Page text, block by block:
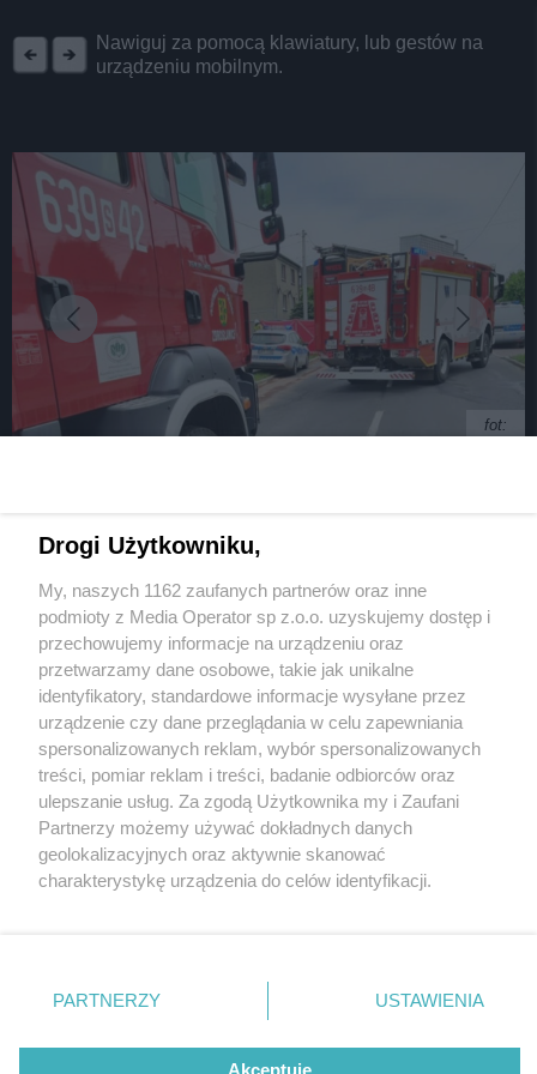
Nawiguj za pomocą klawiatury, lub gestów na
urządzeniu mobilnym.
fot:
kierowca samochodu osobowego
1 / 3
Wieszowa utrudnienia
drogowe
Wydawca mediów lokalnych
Nie zapomnij
zapoznać się z:
polityką prywatności regulamin korzystania z portali
Twojemiasto
Piekary Śląskie
Chorzów
Tarnowskie Góry
Gliwice
Skontakuj sięz nami
Kontakt
Wydawca
Redakcja
Drogi Użytkowniku,
My, naszych 1162 zaufanych partnerów oraz inne
podmioty z Media Operator sp z.o.o. uzyskujemy dostęp i
przechowujemy informacje na urządzeniu oraz
przetwarzamy dane osobowe, takie jak unikalne
identyfikatory, standardowe informacje wysyłane przez
urządzenie czy dane przeglądania w celu zapewniania
spersonalizowanych reklam, wybór spersonalizowanych
treści, pomiar reklam i treści, badanie odbiorców oraz
ulepszanie usług. Za zgodą Użytkownika my i Zaufani
Partnerzy możemy używać dokładnych danych
geolokalizacyjnych oraz aktywnie skanować
charakterystykę urządzenia do celów identyfikacji.
zmienić/wycofać klikając przycisk ustawień prywatności
znajdujący się w lewym dolnym rogu strony
rodzaje przetwarzania danych nie wymagają zgody
użytkownika, ale masz prawo sprzeciwić się takiemu
PARTNERZY USTAWIENIA
Akceptuję